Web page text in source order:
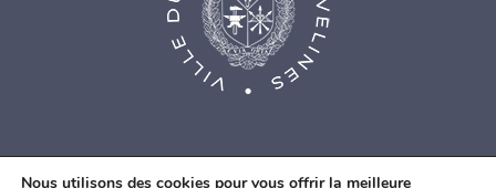
Nous utilisons des cookies pour vous offrir la meilleure